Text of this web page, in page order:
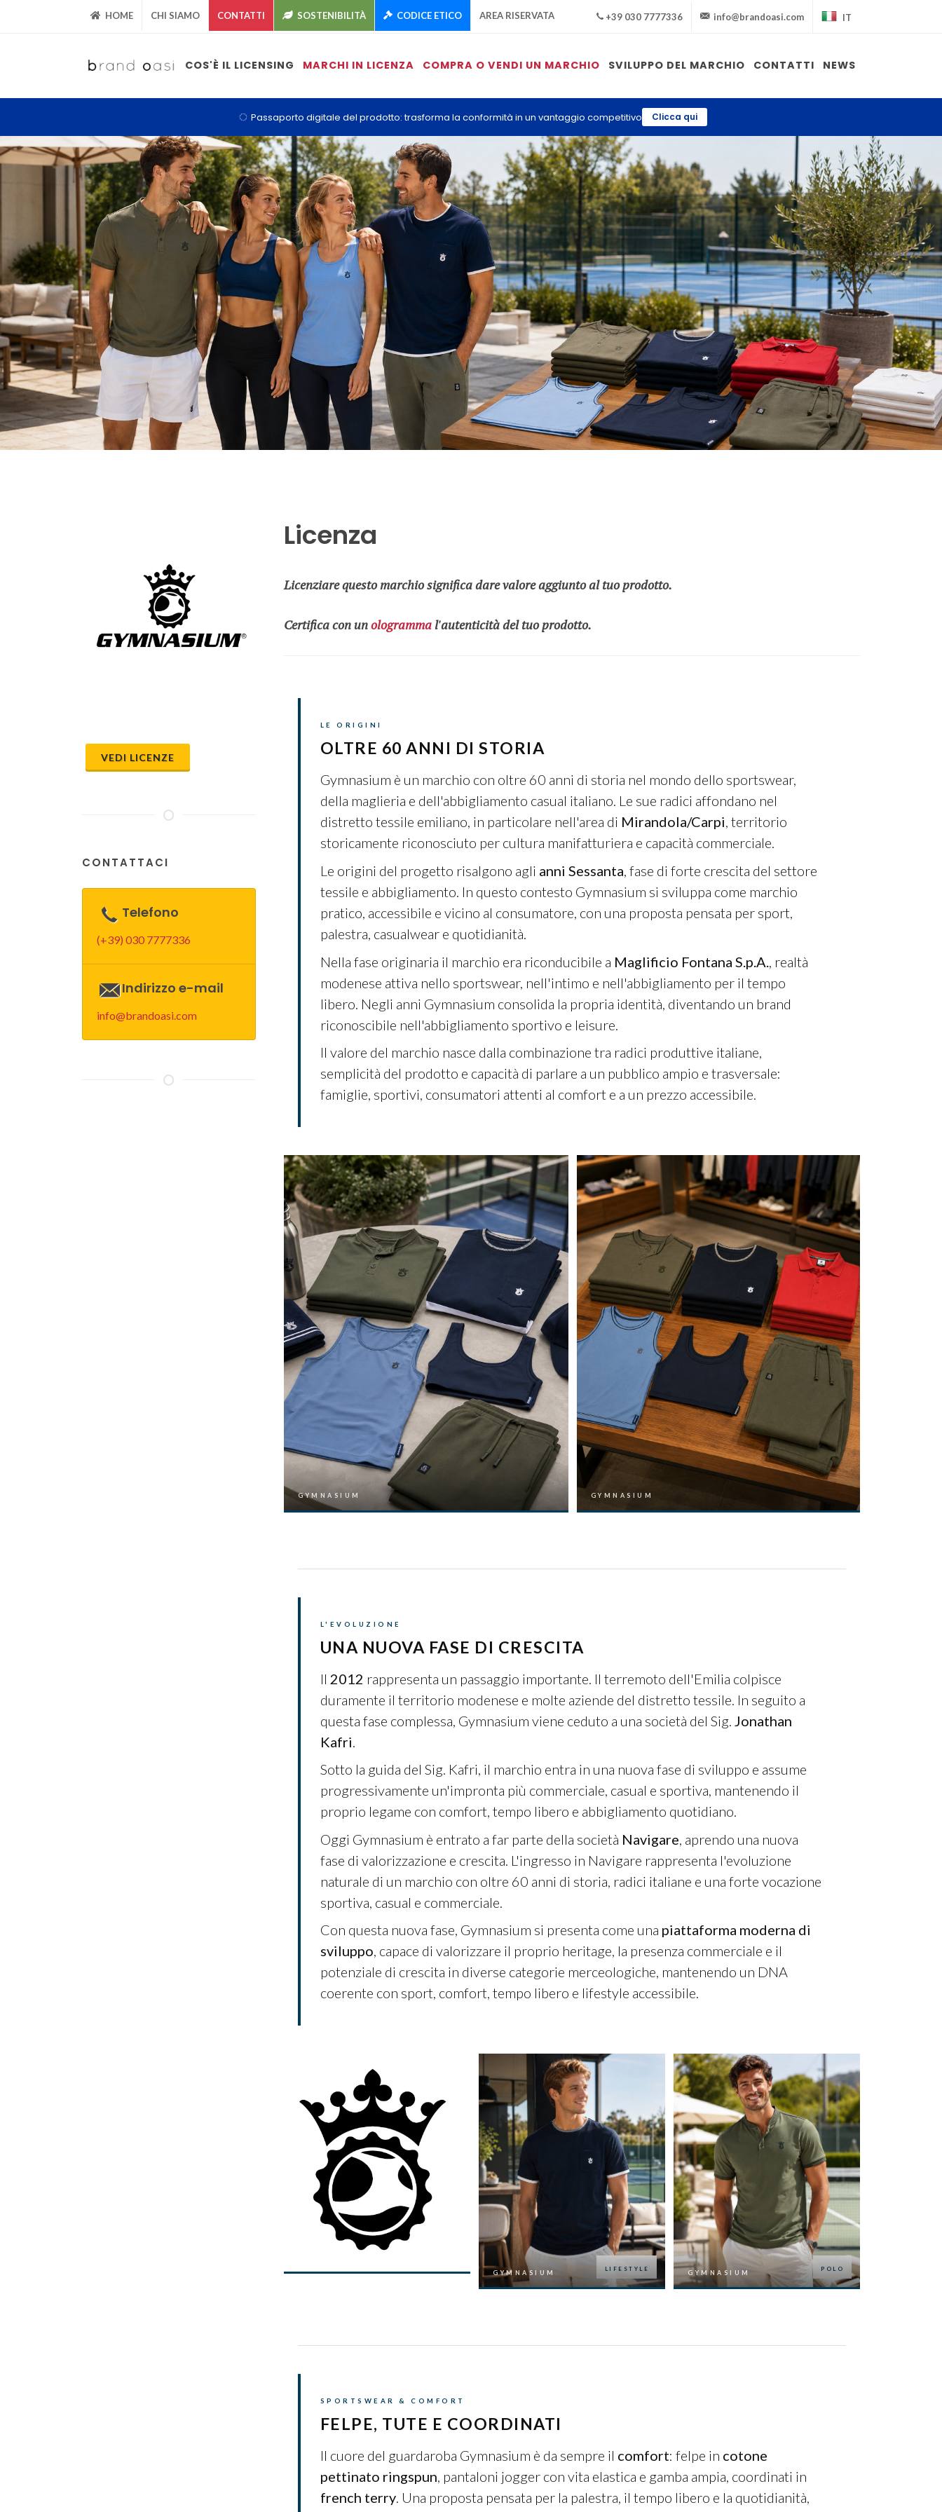
HOME CHI SIAMO CONTATTI SOSTENIBILITÀ CODICE ETICO AREA RISERVATA +39 030 7777336 info@brandoasi.com IT
COS'È IL LICENSING MARCHI IN LICENZA COMPRA O VENDI UN MARCHIO SVILUPPO DEL MARCHIO CONTATTI NEWS
Passaporto digitale del prodotto: trasforma la conformità in un vantaggio competitivo Clicca qui
VEDI LICENZE
CONTATTACI
Telefono
(+39) 030 7777336
Indirizzo e-mail
info@brandoasi.com
Licenza
Licenziare questo marchio significa dare valore aggiunto al tuo prodotto.
Certifica con unologrammal'autenticità del tuo prodotto.
LE ORIGINI
OLTRE 60 ANNI DI STORIA
Gymnasium è un marchio con oltre 60 anni di storia nel mondo dello sportswear,
della maglieria e dell'abbigliamento casual italiano. Le sue radici affondano nel
distretto tessile emiliano, in particolare nell'area di Mirandola/Carpi, territorio
storicamente riconosciuto per cultura manifatturiera e capacità commerciale.
Le origini del progetto risalgono agli anni Sessanta, fase di forte crescita del settore
tessile e abbigliamento. In questo contesto Gymnasium si sviluppa come marchio
pratico, accessibile e vicino al consumatore, con una proposta pensata per sport,
palestra, casualwear e quotidianità.
Nella fase originaria il marchio era riconducibile a Maglificio Fontana S.p.A.
, realtà
modenese attiva nello sportswear, nell'intimo e nell'abbigliamento per il tempo
libero. Negli anni Gymnasium consolida la propria identità, diventando un brand
riconoscibile nell'abbigliamento sportivo e leisure.
Il valore del marchio nasce dalla combinazione tra radici produttive italiane,
semplicità del prodotto e capacità di parlare a un pubblico ampio e trasversale:
famiglie, sportivi, consumatori attenti al comfort e a un prezzo accessibile.
GYMNASIUM GYMNASIUM
L'EVOLUZIONE
UNA NUOVA FASE DI CRESCITA
Il 2012 rappresenta un passaggio importante. Il terremoto dell'Emilia colpisce
duramente il territorio modenese e molte aziende del distretto tessile. In seguito a
questa fase complessa, Gymnasium viene ceduto a una società del Sig. Jonathan
Kafri
Sotto la guida del Sig. Kafri, il marchio entra in una nuova fase di sviluppo e assume
progressivamente un'impronta più commerciale, casual e sportiva, mantenendo il
proprio legame con comfort, tempo libero e abbigliamento quotidiano.
Oggi Gymnasium è entrato a far parte della società Navigare , aprendo una nuova
fase di valorizzazione e crescita. L'ingresso in Navigare rappresenta l'evoluzione
naturale di un marchio con oltre 60 anni di storia, radici italiane e una forte vocazione
sportiva, casual e commerciale.
Con questa nuova fase, Gymnasium si presenta come una piattaforma moderna di
sviluppo, capace di valorizzare il proprio heritage, la presenza commerciale e il
potenziale di crescita in diverse categorie merceologiche, mantenendo un DNA
coerente con sport, comfort, tempo libero e lifestyle accessibile.
GYMNASIUM POLO
GYMNASIUM T-SHIRT
GYMNASIUM
SPORTSWEAR & COMFORT
FELPE, TUTE E COORDINATI
Il cuore del guardaroba Gymnasium è da sempre il comfort: felpe in cotone
pettinato ringspun, pantaloni jogger con vita elastica e gamba ampia, coordinati in
french terry. Una proposta pensata per la palestra, il tempo libero e la quotidianità,